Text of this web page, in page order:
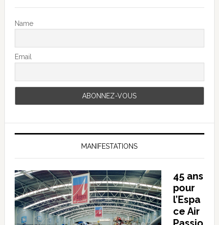
Name
Email
MANIFESTATIONS
45 ans
pour
l’Espa
ce Air